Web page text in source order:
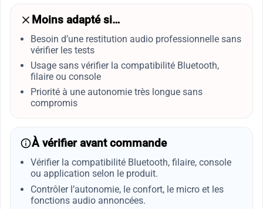
Moins adapté si…
Besoin d’une restitution audio professionnelle sans
vérifier les tests
Usage sans vérifier la compatibilité Bluetooth,
filaire ou console
Priorité à une autonomie très longue sans
compromis
À vérifier avant commande
Vérifier la compatibilité Bluetooth, filaire, console
ou application selon le produit.
Contrôler l’autonomie, le confort, le micro et les
fonctions audio annoncées.